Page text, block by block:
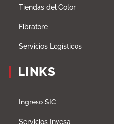
Tiendas del Color
Fibratore
Servicios Logísticos
LINKS
Ingreso SIC
Servicios Invesa